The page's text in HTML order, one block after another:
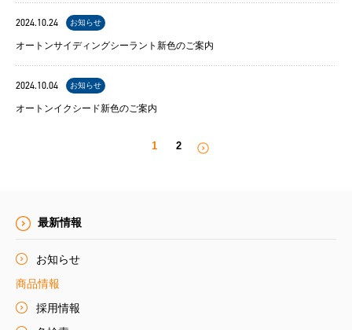
2024.10.24 お知らせ
オートンサイディングシーラント新色のご案内
2024.10.04 お知らせ
オートンイクシード新色のご案内
ジ
り
1 2
最新情報
お知らせ
商品情報
採用情報